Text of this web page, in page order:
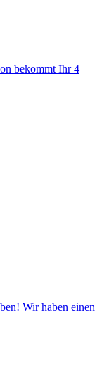
bekommt Ihr 4
Wir haben einen